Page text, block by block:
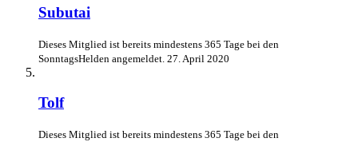
Subutai
Dieses Mitglied ist bereits mindestens 365 Tage bei den
SonntagsHelden angemeldet. 27. April 2020
Tolf
Dieses Mitglied ist bereits mindestens 365 Tage bei den